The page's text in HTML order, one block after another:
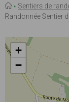
Fil
d'Ariane
Sentiers de
Randonnée Sentier
+
−